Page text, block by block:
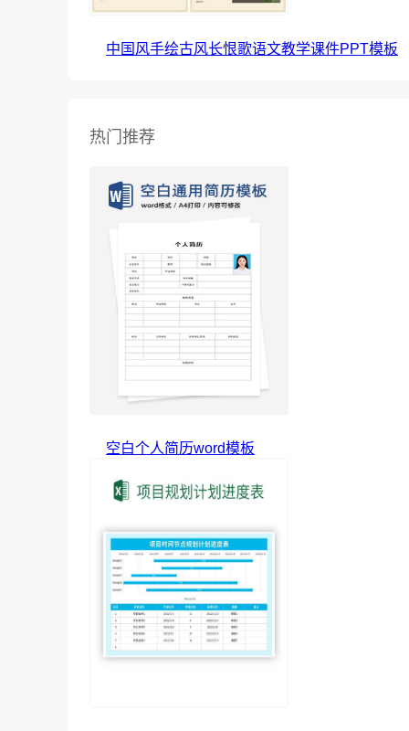
中国风手绘古风长恨歌语文教学课件PPT模板
热门推荐
空白个人简历word模板